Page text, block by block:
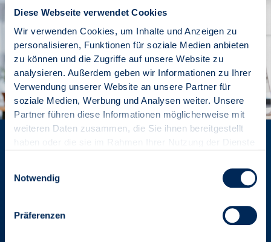
Diese Webseite verwendet Cookies
Wir verwenden Cookies, um Inhalte und Anzeigen zu
personalisieren, Funktionen für soziale Medien anbieten
zu können und die Zugriffe auf unsere Website zu
analysieren. Außerdem geben wir Informationen zu Ihrer
Verwendung unserer Website an unsere Partner für
soziale Medien, Werbung und Analysen weiter. Unsere
Partner führen diese Informationen möglicherweise mit
weiteren Daten zusammen, die Sie ihnen bereitgestellt
haben oder die sie im Rahmen Ihrer Nutzung der Dienste
Notwendig
Präferenzen
Mitglied werden und Vorteile
genießen
Gütesiegel für Professionalität anerkannt und damit Garant
für Ihre Kompetenz und Seriosität.